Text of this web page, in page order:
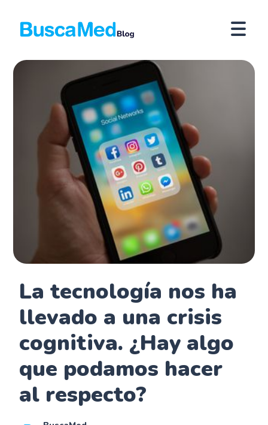
La tecnología nos ha
llevado a una crisis
cognitiva. ¿Hay algo
que podamos hacer
al respecto?